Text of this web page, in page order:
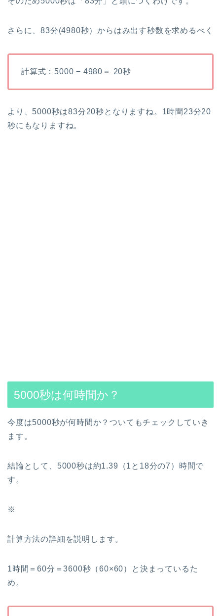
さらに、83分(4980秒）からはみ出す秒数を求めるべく
計算式：5000 − 4980＝ 20秒
より、5000秒は83分20秒となりますね。1時間23分20
秒にもなりますね。
5000秒は何時間か？
今度は5000秒が何時間か？ついてもチェックしていき
ます。
結論として、5000秒は約1.39（1と18分の7）時間で
す。
※
計算方法の詳細を説明します。
1時間＝60分＝3600秒（60×60）と決まっているた
め。